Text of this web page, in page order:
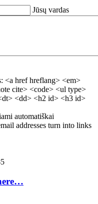
Jūsų vardas
<a href hreflang> <em>
cite> <code> <ul type>
<dd> <h2 id> <h3 id>
automatiškai
addresses turn into links